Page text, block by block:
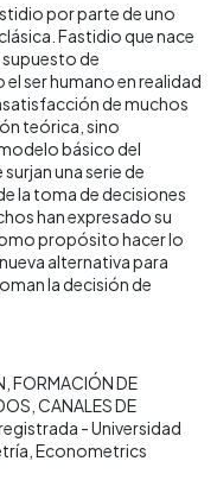
por parte de uno
Fastidio que nace
de
ser humano en realidad
de muchos
teórica, sino
básico del
una serie de
la toma de decisiones
han expresado su
propósito hacer lo
alternativa para
la decisión de
FORMACIÓN DE
CANALES DE
- Universidad
Econometrics